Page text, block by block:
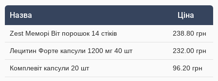
Назва Ціна
Zest Меморі Віт порошок 14 стіків 238.80 грн
Лецитин Форте капсули 1200 мг 40 шт 232.00 грн
Комплевіт капсули 20 шт 96.20 грн